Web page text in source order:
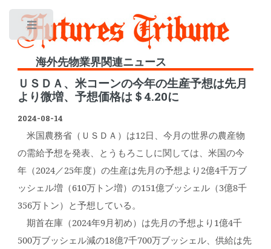
海外先物業界関連ニュース
ＵＳＤＡ、米コーンの今年の生産予想は先月
より微増、予想価格は＄4.20に
2024-08-14
米国農務省（ＵＳＤＡ）は12日、今月の世界の農産物
の需給予想を発表、とうもろこしに関しては、米国の今
年（2024／25年度）の生産は先月の予想より2億4千万ブ
ッシェル増（610万トン増）の151億ブッシェル（3億8千
356万トン）と予想している。
期首在庫（2024年9月初め）は先月の予想より1億4千
500万ブッシェル減の18億7千700万ブッシェル、供給は先
Toggle